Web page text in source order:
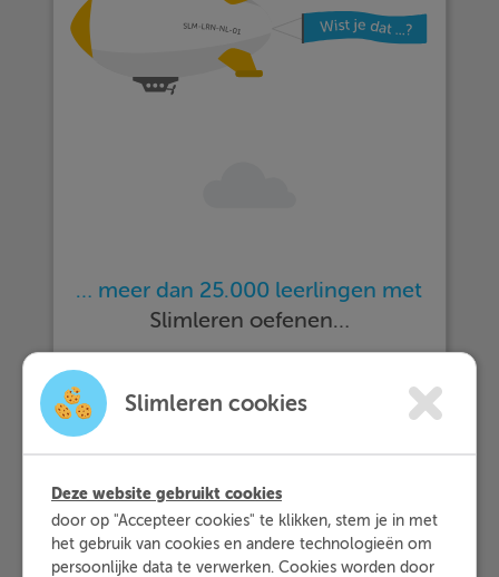
… meer dan 25.000 leerlingen met
Slimleren oefenen…
… en dat zij Slimleren gemiddeld
Meer informatie
Probeer nu 1 week gratis
Slimleren cookies
Deze website gebruikt cookies
door op "Accepteer cookies" te klikken, stem je in met
het gebruik van cookies en andere technologieën om
persoonlijke data te verwerken. Cookies worden door